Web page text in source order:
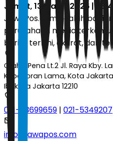
Jumat, 13 Maret 2026 |
JawaPos.com adalah
perusahaan media
berita terkini, akurat, dan
Graha Pena Lt.2 Jl. Raya Kby.
Kebayoran Lama, Kota
Ibukota Jakarta 12210
021-53699659 | 021-5349207
info@jawapos.com